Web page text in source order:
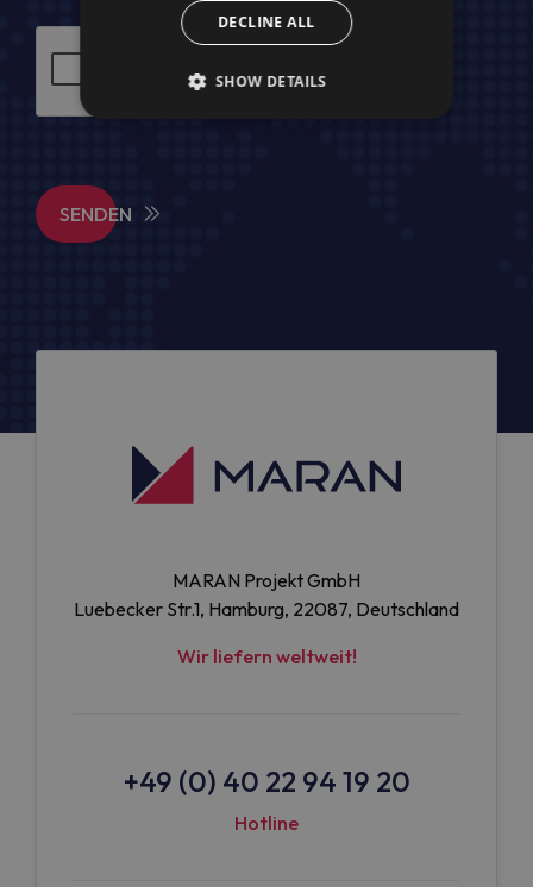
SENDEN
MARAN Projekt GmbH
Luebecker Str.1, Hamburg, 22087, Deutschland
Wir liefern weltweit!
+49 (0) 40 22 94 19 20
Hotline
DECLINE ALL
SHOW DETAILS